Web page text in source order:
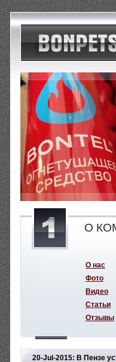
20-Jul-2015: В Пензе
О
О нас
Фото
Видео
Статьи
Отзывы